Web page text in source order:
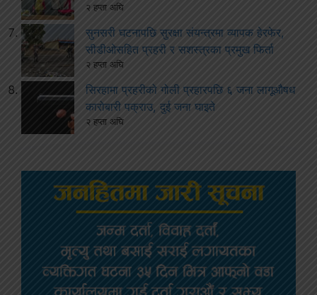
२ हप्ता अघि
सुनसरी घटनापछि सुरक्षा संयन्त्रमा व्यापक हेरफेर,
सीडीओसहित प्रहरी र सशस्त्रका प्रमुख फिर्ता
२ हप्ता अघि
सिरहामा प्रहरीको गोली प्रहारपछि ६ जना लागूऔषध
कारोबारी पक्राउ, दुई जना घाइते
२ हप्ता अघि